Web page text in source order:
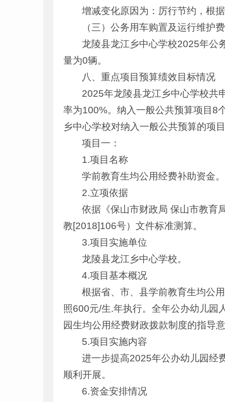
增减变化原因为：厉行节约，根
（三）公务用车购置及运行维护费
龙陵县龙江乡中心学校2025年公
量为0辆。
八、重点项目预算绩效目标情况
2025年龙陵县龙江乡中心学校共
率为100%。纳入一般公共预算项目8
乡中心学校对纳入一般公共预算的项
项目一：
1.项目名称
学前教育生均公用经费补助资金。
2.立项依据
依据《保山市财政局 保山市教育
教[2018]106号）文件标准测算。
3.项目实施单位
龙陵县龙江乡中心学校。
4.项目基本概况
根据省、市、县学前教育生均公
照600元/生.年执行。全年公办幼儿园
园生均公用经费财政拨款制度的指导
5.项目实施内容
进一步提高2025年公办幼儿园经
顺利开展。
6.资金安排情况